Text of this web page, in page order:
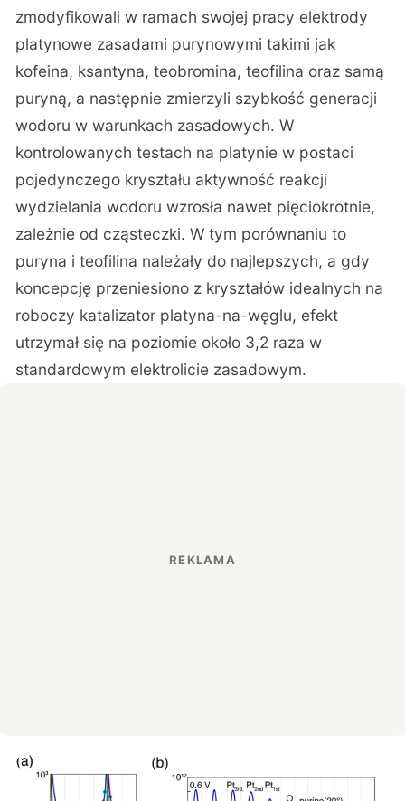
zmodyfikowali w ramach swojej pracy elektrody
platynowe zasadami purynowymi takimi jak
kofeina, ksantyna, teobromina, teofilina oraz samą
puryną, a następnie zmierzyli szybkość generacji
wodoru w warunkach zasadowych. W
kontrolowanych testach na platynie w postaci
pojedynczego kryształu aktywność reakcji
wydzielania wodoru wzrosła nawet pięciokrotnie,
zależnie od cząsteczki. W tym porównaniu to
puryna i teofilina należały do najlepszych, a gdy
koncepcję przeniesiono z kryształów idealnych na
roboczy katalizator platyna-na-węglu, efekt
utrzymał się na poziomie około 3,2 raza w
standardowym elektrolicie zasadowym.